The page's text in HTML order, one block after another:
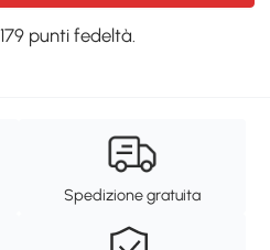
punti fedeltà.
Spedizione gratuita